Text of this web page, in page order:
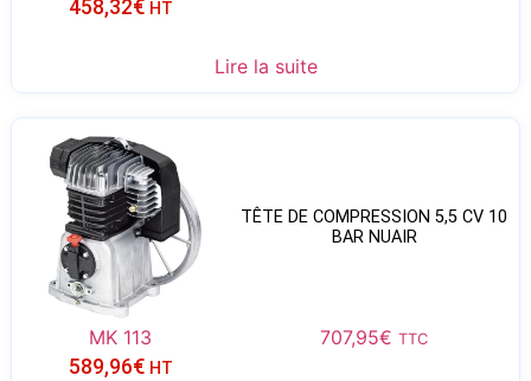
458,32€ HT
Lire la suite
TÊTE DE COMPRESSION 5,5 CV 10
BAR NUAIR
MK 113 707,95€ TTC
589,96€ HT